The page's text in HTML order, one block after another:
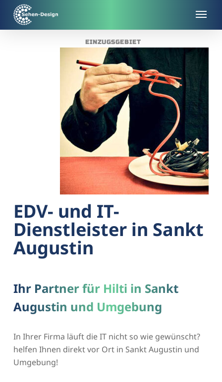
main
EINZUGSGEBIET
EDV- und IT-
Dienstleister in Sankt
Augustin
Ihr Partner für Hilti in Sankt
Augustin und Umgebung
In Ihrer Firma läuft die IT nicht so wie gewünscht?
helfen Ihnen direkt vor Ort in Sankt Augustin und
Umgebung!